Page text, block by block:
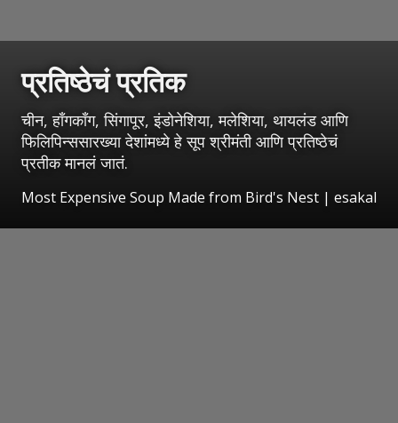
प्रतिष्ठेचं प्रतिक
चीन, हाँगकाँग, सिंगापूर, इंडोनेशिया, मलेशिया, थायलंड आणि
फिलिपिन्ससारख्या देशांमध्ये हे सूप श्रीमंती आणि प्रतिष्ठेचं
प्रतीक मानलं जातं.
Most Expensive Soup Made from Bird's Nest | esakal